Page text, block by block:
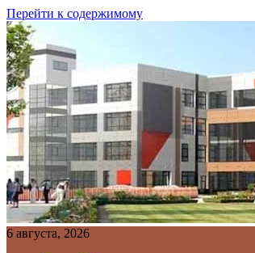
Перейти к содержимому
6 августа, 2026